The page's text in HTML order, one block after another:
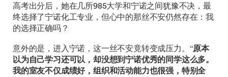
高考出分后，她在几所985大学和宁诺之间犹豫不决，最
终选择了宁诺化工专业，但心中的那丝不安仍然存在：我
的选择正确吗？
意外的是，进入宁诺，这一丝不安竟转变成压力。“原本
以为自己学习还可以，却没想到宁诺优秀的同学这么多。
我的室友不仅成绩好，组织和活动能力也很强，特别全